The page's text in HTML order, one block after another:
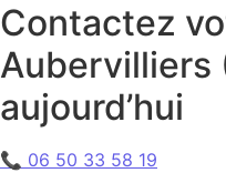
Contactez
Aubervilliers
aujourd’hui
📞 06 50 33 58 19